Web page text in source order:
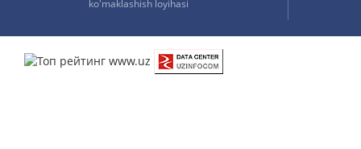
ko'maklashish loyihasi